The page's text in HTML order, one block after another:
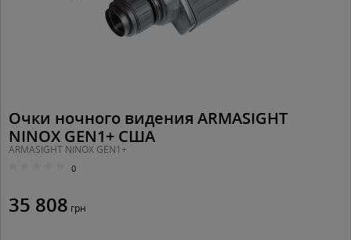
Очки ночного видения ARMASIGHT
NINOX GEN1+ США
ARMASIGHT NINOX GEN1+
0
35 808 грн